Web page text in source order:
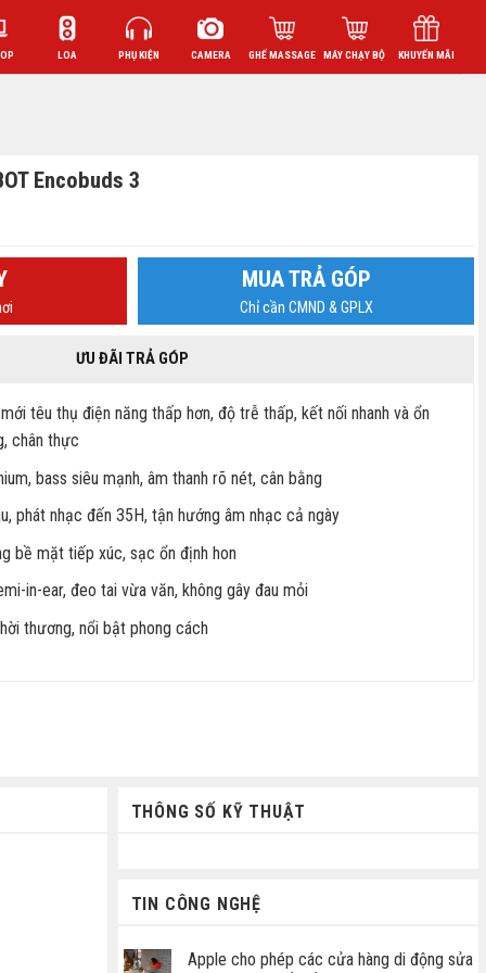
LOA PHỤ KIỆN CAMERA GHẾ MASSAGE MÁY CHẠY BỘ KHUYẾN MÃI
Encobuds 3
MUA TRẢ GÓP
Chỉ cần CMND & GPLX
ƯU ĐÃI TRẢ GÓP
têu thụ điện năng thấp hơn, độ trễ thấp, kết nối nhanh và ổn
chân thực
bass siêu mạnh, âm thanh rõ nét, cân bằng
phát nhạc đến 35H, tận hướng âm nhạc cả ngày
bề mặt tiếp xúc, sạc ổn định hon
in-ear, đeo tai vừa văn, không gây đau mỏi
thương, nổi bật phong cách
THÔNG SỐ KỸ THUẬT
TIN CÔNG NGHỆ
Apple cho phép các cửa hàng di động sửa